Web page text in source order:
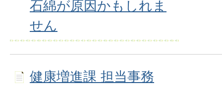
石綿が原因かもしれま
せん
健康増進課 担当事務